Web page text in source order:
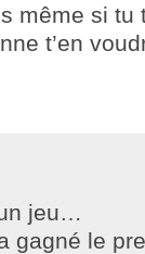
même si tu
t’en
jeu…
gagné le